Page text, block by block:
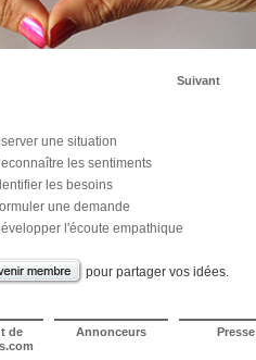
Suivant
une situation
les sentiments
les besoins
une demande
l'écoute empathique
pour partager vos idées.
de Annonceurs Presse